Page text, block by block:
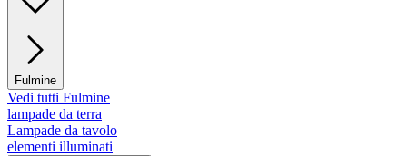
Fulmine
Vedi tutti Fulmine
lampade da terra
Lampade da tavolo
elementi illuminati